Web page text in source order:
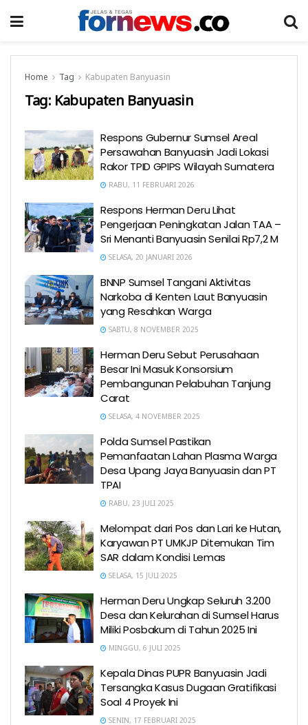
Home Tag Kabupaten Banyuasin
Tag: Kabupaten Banyuasin
Respons Gubernur Sumsel Areal
Persawahan Banyuasin Jadi Lokasi
Rakor TPID GPIPS Wilayah Sumatera
RABU, 11 FEBRUARI 2026
Respons Herman Deru Lihat
Pengerjaan Peningkatan Jalan TAA –
Sri Menanti Banyuasin Senilai Rp7,2 M
SELASA, 20 JANUARI 2026
BNNP Sumsel Tangani Aktivitas
Narkoba di Kenten Laut Banyuasin
yang Resahkan Warga
SABTU, 8 NOVEMBER 2025
Herman Deru Sebut Perusahaan
Besar Ini Masuk Konsorsium
Pembangunan Pelabuhan Tanjung
Carat
SELASA, 4 NOVEMBER 2025
Polda Sumsel Pastikan
Pemanfaatan Lahan Plasma Warga
Desa Upang Jaya Banyuasin dan PT
TPAI
RABU, 23 JULI 2025
Melompat dari Pos dan Lari ke Hutan,
Karyawan PT UMKJP Ditemukan Tim
SAR dalam Kondisi Lemas
SELASA, 15 JULI 2025
Herman Deru Ungkap Seluruh 3.200
Desa dan Kelurahan di Sumsel Harus
Miliki Posbakum di Tahun 2025 Ini
MINGGU, 6 JULI 2025
Kepala Dinas PUPR Banyuasin Jadi
Tersangka Kasus Dugaan Gratifikasi
Soal 4 Proyek Ini
SENIN, 17 FEBRUARI 2025